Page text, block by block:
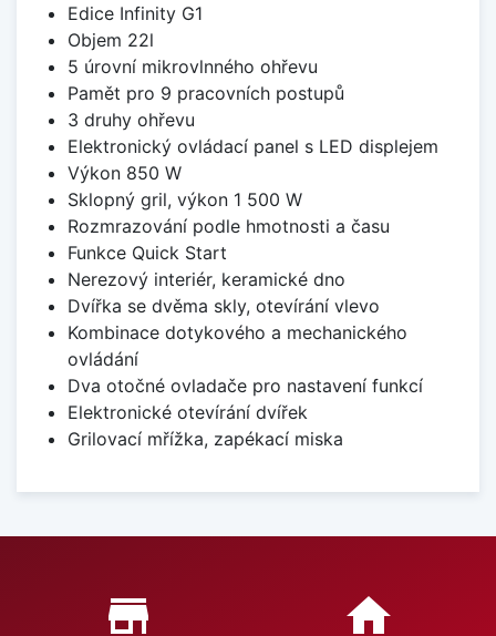
Edice Infinity G1
Objem 22l
5 úrovní mikrovlnného ohřevu
Pamět pro 9 pracovních postupů
3 druhy ohřevu
Elektronický ovládací panel s LED displejem
Výkon 850 W
Sklopný gril, výkon 1 500 W
Rozmrazování podle hmotnosti a času
Funkce Quick Start
Nerezový interiér, keramické dno
Dvířka se dvěma skly, otevírání vlevo
Kombinace dotykového a mechanického
ovládání
Dva otočné ovladače pro nastavení funkcí
Elektronické otevírání dvířek
Grilovací mřížka, zapékací miska
Proč nakupovat u nás?
store_mall_directory home